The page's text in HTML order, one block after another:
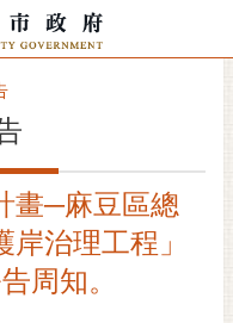
畫─麻豆區總
治理工程」
周知。